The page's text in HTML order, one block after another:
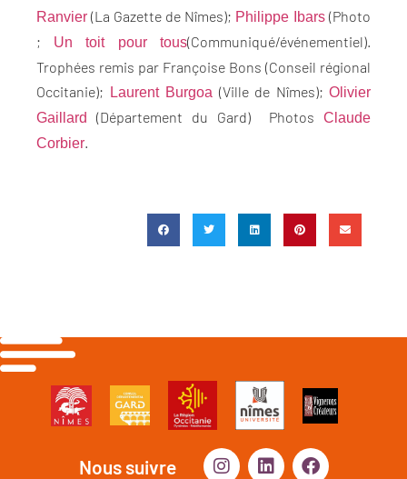
Ranvier (La Gazette de Nîmes); Philippe Ibars (Photo
;
Un toit pour tous(Communiqué/événementiel).
Trophées remis par Françoise Bons (Conseil régional
Occitanie);
Laurent Burgoa (Ville de Nîmes); Olivier
Gaillard
(Département du Gard) Photos Claude
Corbier.
Nous suivre